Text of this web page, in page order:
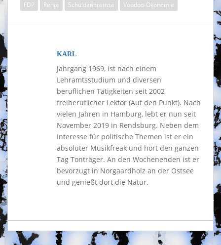
FDP Rente Schuldenbremse Voodoo-Ökonomie
KARL
Jahrgang 1969, ist nach einem
Lehramtsstudium und diversen
beruflichen Tätigkeiten seit 2002
freiberuflicher Lektor (Auf den Punkt). Nach
vielen Jahren in Hamburg, lebt er nun seit
November 2019 in Rendsburg. Neben dem
Interesse für politische Themen ist er ein
absoluter Musikfreak und hört den ganzen
Tag Tonträger. An den Wochenenden ist er
bevorzugt in Norgaardholz an der Ostsee
und genießt dort die Natur.